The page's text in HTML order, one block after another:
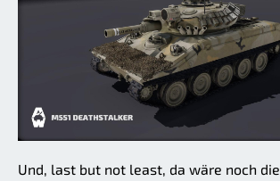
Und, last but not least, da wäre noch die